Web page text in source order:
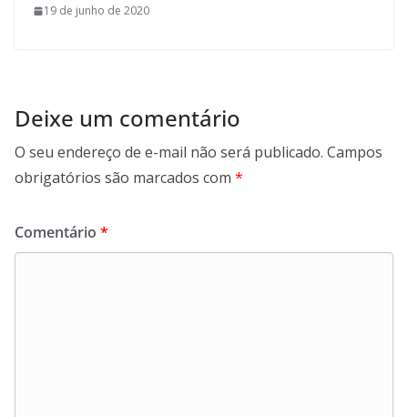
19 de junho de 2020
Deixe um comentário
O seu endereço de e-mail não será publicado. Campos
obrigatórios são marcados com *
Comentário *